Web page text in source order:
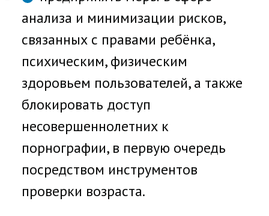
анализа и минимизации рисков,
связанных с правами ребёнка,
психическим, физическим
здоровьем пользователей, а также
блокировать доступ
несовершеннолетних к
порнографии, в первую очередь
посредством инструментов
проверки возраста.